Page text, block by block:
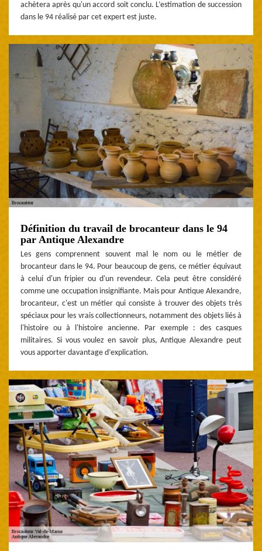
achètera après qu'un accord soit conclu. L’estimation de succession
dans le 94 réalisé par cet expert est juste.
Définition du travail de brocanteur dans le 94
par Antique Alexandre
Les gens comprennent souvent mal le nom ou le métier de
brocanteur dans le 94. Pour beaucoup de gens, ce métier équivaut
à celui d'un fripier ou d'un revendeur. Cela peut être considéré
comme une occupation insignifiante. Mais pour Antique Alexandre,
brocanteur, c'est un métier qui consiste à trouver des objets très
spéciaux pour les vrais collectionneurs, notamment des objets liés à
l'histoire ou à l'histoire ancienne. Par exemple : des casques
militaires. Si vous voulez en savoir plus, Antique Alexandre peut
vous apporter davantage d’explication.